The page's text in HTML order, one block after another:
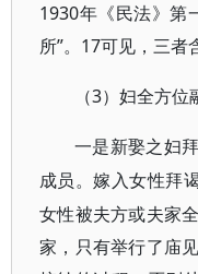
1930年《民法》第
所”。17可见，三者
（3）妇全方位
一是新娶之妇
成员。嫁入女性拜
女性被夫方或夫家
家，只有举行了庙